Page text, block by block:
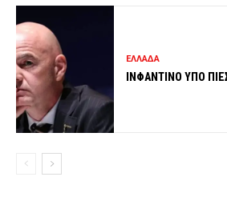
ΕΛΛΑΔΑ
ΙΝΦΑΝΤΙΝΟ ΥΠΟ